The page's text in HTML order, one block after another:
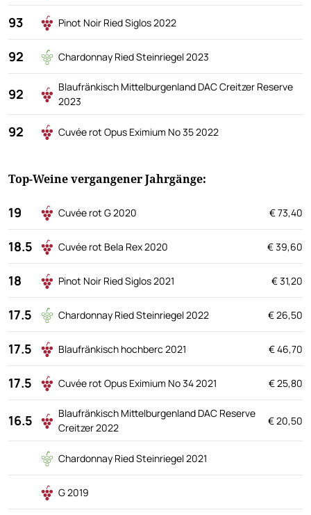
93 Pinot Noir Ried Siglos 2022
92 Chardonnay Ried Steinriegel 2023
92
Blaufränkisch Mittelburgenland DAC Creitzer Reserve
2023
92 Cuvée rot Opus Eximium No 35 2022
Top-Weine vergangener Jahrgänge:
19 Cuvée rot G 2020 € 73,40
18.5 Cuvée rot Bela Rex 2020 € 39,60
18 Pinot Noir Ried Siglos 2021 € 31,20
17.5 Chardonnay Ried Steinriegel 2022 € 26,50
17.5 Blaufränkisch hochberc 2021 € 46,70
17.5 Cuvée rot Opus Eximium No 34 2021 € 25,80
16.5
Blaufränkisch Mittelburgenland DAC Reserve
Creitzer 2022
€ 20,50
Chardonnay Ried Steinriegel 2021
G 2019